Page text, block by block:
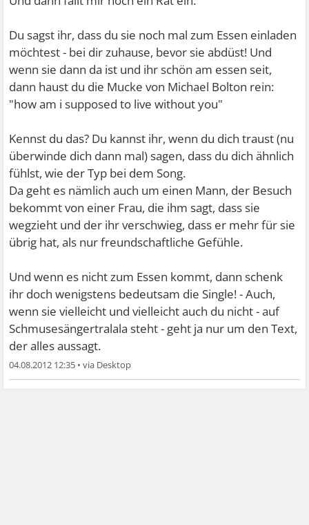
Du sagst ihr, dass du sie noch mal zum Essen einladen
möchtest - bei dir zuhause, bevor sie abdüst! Und
wenn sie dann da ist und ihr schön am essen seit,
dann haust du die Mucke von Michael Bolton rein:
"how am i supposed to live without you"
Kennst du das? Du kannst ihr, wenn du dich traust (nu
überwinde dich dann mal) sagen, dass du dich ähnlich
fühlst, wie der Typ bei dem Song.
Da geht es nämlich auch um einen Mann, der Besuch
bekommt von einer Frau, die ihm sagt, dass sie
wegzieht und der ihr verschwieg, dass er mehr für sie
übrig hat, als nur freundschaftliche Gefühle.
Und wenn es nicht zum Essen kommt, dann schenk
ihr doch wenigstens bedeutsam die Single! - Auch,
wenn sie vielleicht und vielleicht auch du nicht - auf
Schmusesängertralala steht - geht ja nur um den Text,
der alles aussagt.
04.08.2012 12:35 •